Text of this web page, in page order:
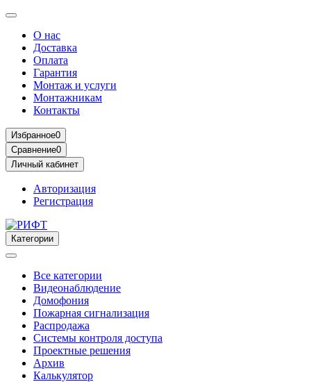
О нас
Доставка
Оплата
Гарантия
Монтаж и услуги
Монтажникам
Контакты
Избранное0
Сравнение0
Личный кабинет
Авторизация
Регистрация
Категории
Все категории
Видеонаблюдение
Домофония
Пожарная сигнализация
Распродажа
Системы контроля доступа
Проектные решения
Архив
Калькулятор